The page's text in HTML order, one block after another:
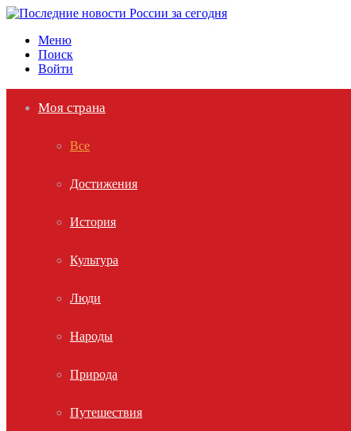
Меню
Поиск
Войти
Моя страна
Все
Достижения
История
Культура
Люди
Народы
Природа
Путешествия